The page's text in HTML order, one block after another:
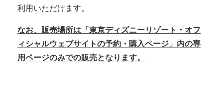
利用いただけます。
なお、販売場所は「東京ディズニーリゾート・オフ
ィシャルウェブサイトの予約・購入ページ」内の専
用ページのみでの販売となります。